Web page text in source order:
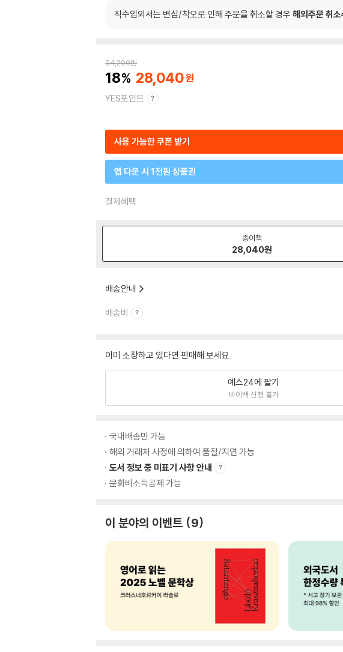
직수입외서는 변심/착오로 인해 주문을 취소할 경우 해외주문 취
34,200원
18 28,040
YES포인트
사용 가능한 쿠폰 받기
앱 다운 시 1천원 상품권
결제혜택
종이책
28,040원
배송안내
배송비
이미 소장하고 있다면 판매해 보세요.
예스24에 팔기
바이백 신청 불가
국내배송만 가능
해외 거래처 사정에 의하여 품절/지연 가능
도서 정보 중 미표기 사항 안내
문화비소득공제 가능
이 분야의 이벤트 9